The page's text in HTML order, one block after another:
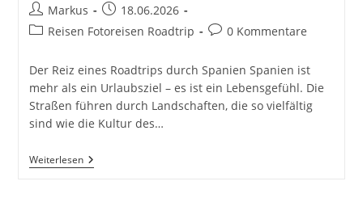
Beitrags-
Autor:
Markus
Beitrag
veröffentlicht:
18.06.2026
Beitrags-
Reisen Fotoreisen Roadtrip
Beitrags-
0 Kommentare
Der Reiz eines Roadtrips durch Spanien Spanien ist
mehr als ein Urlaubsziel – es ist ein Lebensgefühl. Die
Straßen führen durch Landschaften, die so vielfältig
sind wie die Kultur des…
WeiterlesenSpanien:
Roadtrip